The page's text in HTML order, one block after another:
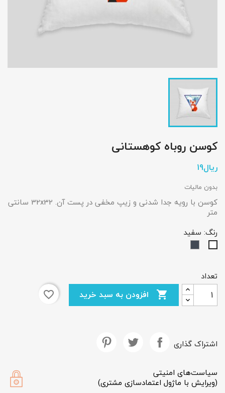
کوسن روباه کوهستانی
بدون مالیات
کوسن با رویه جدا شدنی و زیپ مخفی در پست آن. 32x32 سانتی
متر
رنگ: سفید
سفید مشکی
تعداد

favorite_border
اشتراک گذاری
سیاست‌های امنیتی
(ویرایش با ماژول اعتمادسازی مشتری)
ایجاد لیست علاقمندی‌ها
نام لیست علاقمندی‌ها
انصراف ایجاد لیست علاقمندی‌ها